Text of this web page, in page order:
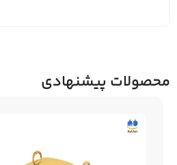
محصولات پیشنهادی